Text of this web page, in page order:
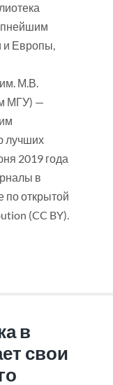
и Европы,
М.В.
МГУ) —
лучших
2019 года
в
по открытой
(CC BY).
в
свои